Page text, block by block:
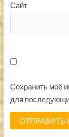
Сайт
Сохранить моё
для